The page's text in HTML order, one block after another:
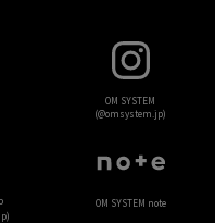
OM SYSTEM
(@omsystem.jp)
OM SYSTEM note